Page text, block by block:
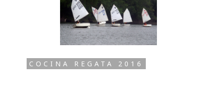
COCINA REGATA 2016